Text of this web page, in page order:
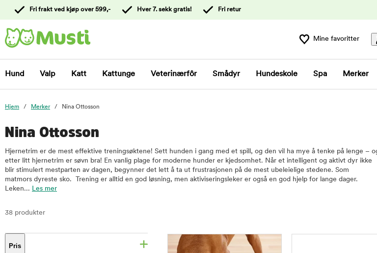
kundeservice
Fri frakt ved kjøp over 599,- Hver 7. sekk gratis! Fri retur
Mine favoritter
Hund Valp Katt Kattunge Veterinærfôr Smådyr Hundeskole Spa Merker
Hjem Merker Nina Ottosson
Nina Ottosson
Hjernetrim er de mest effektive treningsøktene! Sett hunden i gang med et spill, og den vil ha mye å tenke på lenge –
etter litt hjernetrim er søvn bra! En vanlig plage for moderne hunder er kjedsomhet. Når et intelligent og aktivt dyr ikke
blir stimulert mestparten av dagen, begynner det lett å ta ut frustrasjonen på de mest ubeleielige stedene. Som
matmors dyreste sko. Trening er alltid en god løsning, men aktiviseringsleker er også en god hjelp for lange dager.
Leken... Les mer
38 produkter
Pris